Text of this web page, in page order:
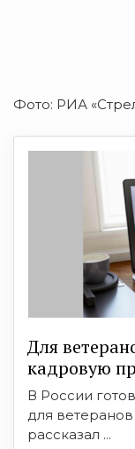
Фото: РИА
Для
кадровую
В России
для
рассказал ...